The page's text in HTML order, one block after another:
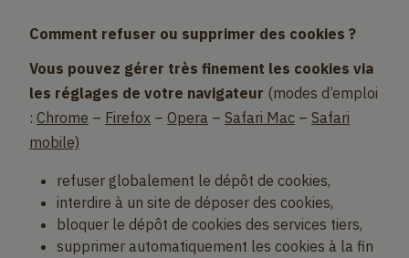
Comment refuser ou supprimer des cookies ?
Vous pouvez gérer très finement les cookies via
les réglages de votre navigateur (modes d’emploi
: Chrome – Firefox – Opera – Safari Mac – Safari
mobile)
refuser globalement le dépôt de cookies,
interdire à un site de déposer des cookies,
bloquer le dépôt de cookies des services tiers,
supprimer automatiquement les cookies à la fin